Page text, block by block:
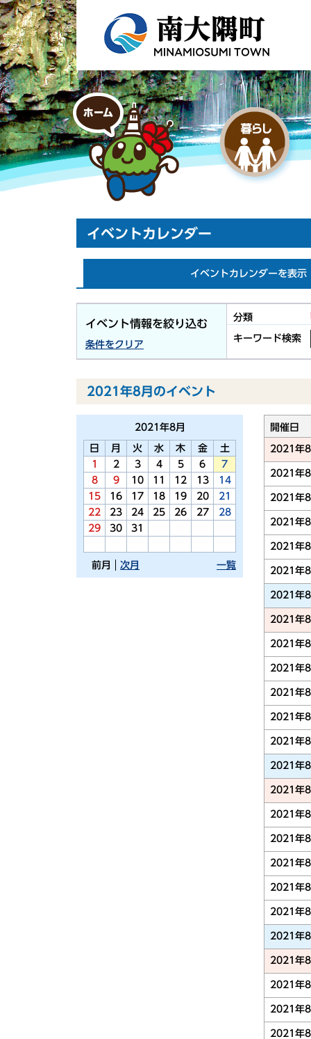
イベントカレンダー
イベントカレンダーを表示
イベント情報を絞り込む
条件をクリア
分類
キーワード検索
2021年8月のイベント
2021年8月
日 月 火 水 木 金
土
1
2 3 4 5 6
7
8
9 10 11 12 13
14
15
16 17 18 19 20
21
22
23 24 25 26 27
28
29
30 31
前月 一覧
次月
開催日
2021年
2021年
2021年
2021年
2021年
2021年
2021年
2021年
2021年
2021年
2021年
2021年
2021年
2021年
2021年
2021年
2021年
2021年
2021年
2021年
2021年
2021年
2021年
2021年
2021年